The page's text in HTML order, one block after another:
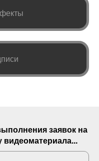
заявок на
видеоматериала...